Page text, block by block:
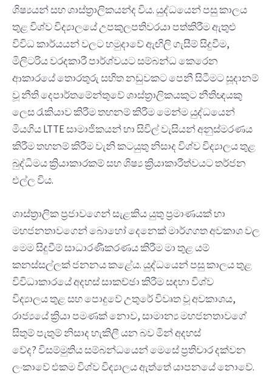
ශිෂ්‍යයන් සහ ශාස්ත්‍රාලිකයන්ද විය. යුද්ධයෙන් පසු කාලය
තුළ විශ්ව විද්‍යාලයේ උපකුලපතිවරයා පත්කිරීම ඇතුළු
විවිධ කාර්යයන් වලට හමුදාවේ ඇඟිලි ගැසීම් සිදුවීම,
මිලිටරිය වරදකාරී පාර්ශ්වයට සම්බන්ධ කෙරෙන
ආකාරයේ තොරතුරු සහිත නඩුවකට පෙනී සිටීමට සූදානම්
වූ නීති දෙපාර්තමේන්තුවේ ශාස්ත්‍රාලිකයකුට නීතිඥයකු
ලෙස රැකියාව කිරීම තහනම් කිරීම මෙන්ම යුද්ධයෙන්
මියගිය LTTE සාමාජිකයන් හා සිවිල් වැසියන් අනුස්මරණය
කිරීම තහනම් කිරීම වැනි කටයුතු නිසාද විශ්ව විද්‍යාලය තුළ
බුද්ධිමය ක්‍රියාකාරකම් සහ ශිෂ්‍ය ක්‍රියාකාරීත්වයට තර්ජන
එල්ල විය.
ශාස්ත්‍රාලික ප්‍රජාවගෙන් සැළකිය යුතු ප්‍රමාණයක් හා
මහජනතාවගෙන් බොහෝ දෙනෙක් මාර්ගගත අවකාශ වල
මෙම සිදුවීම් සාධාරණීකරණය කිරීම මා තුළ යම්
කනස්සල්ලක් ජනනය කළේය. යුද්ධයෙන් පසු කාලය තුළ
විවිධාකාරයේ අදහස් සාකච්ඡා කිරීම සඳහා විශ්ව
විද්‍යාලය තුළ සහ පොදුවේ උතුරේ විවෘත වූ අවකාශය,
රාජ්‍යයේ ක්‍රියා පමණක් නොව, සාමාන්‍ය මහජනතාවගේ
සිතුම් පැතුම් නිසාද හැකිලී යන බව මින් අදහස්
වේද? විසම්මුතිය සම්බන්ධයෙන් මෙසේ ප්‍රතිචාර දක්වන
ලංකාවේ එකම විශ්ව විද්‍යාලය ඇත්තේ යාපනයේ නොවේ.